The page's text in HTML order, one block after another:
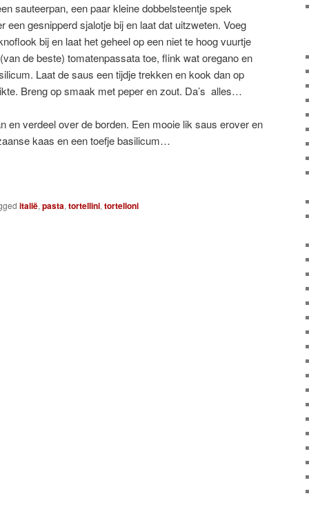
sauteerpan, een paar kleine dobbelsteentje spek
een gesnipperd sjalotje bij en laat dat uitzweten. Voeg
bij en laat het geheel op een niet te hoog vuurtje
de beste) tomatenpassata toe, flink wat oregano en
Laat de saus een tijdje trekken en kook dan op
Breng op smaak met peper en zout. Da’s alles…
en verdeel over de borden. Een mooie lik saus erover en
kaas en een toefje basilicum…
italië, pasta, tortellini, tortelloni